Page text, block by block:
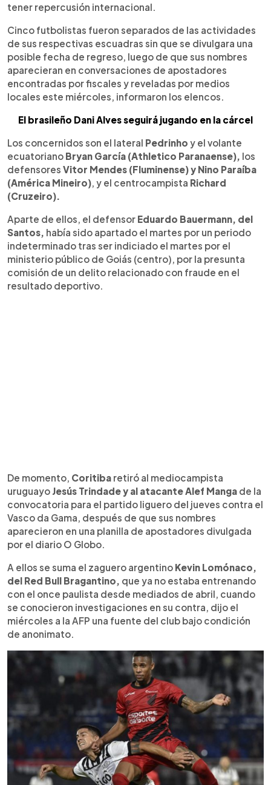
tener repercusión internacional.
Cinco futbolistas fueron separados de las actividades
de sus respectivas escuadras sin que se divulgara una
posible fecha de regreso, luego de que sus nombres
aparecieran en conversaciones de apostadores
encontradas por fiscales y reveladas por medios
locales este miércoles, informaron los elencos.
El brasileño Dani Alves seguirá jugando en la cárcel
Los concernidos son el lateral Pedrinho y el volante
ecuatoriano Bryan García (Athletico Paranaense), los
defensores Vitor Mendes (Fluminense) y Nino Paraíba
(América Mineiro) , y el centrocampista Richard
(Cruzeiro).
Aparte de ellos, el defensor Eduardo Bauermann, del
Santos, había sido apartado el martes por un periodo
indeterminado tras ser indiciado el martes por el
ministerio público de Goiás (centro), por la presunta
comisión de un delito relacionado con fraude en el
resultado deportivo.
De momento, Coritiba retiró al mediocampista
uruguayo Jesús Trindade y al atacante Alef Manga de la
convocatoria para el partido liguero del jueves contra el
Vasco da Gama, después de que sus nombres
aparecieron en una planilla de apostadores divulgada
por el diario O Globo.
A ellos se suma el zaguero argentino Kevin Lomónaco,
del Red Bull Bragantino, que ya no estaba entrenando
con el once paulista desde mediados de abril, cuando
se conocieron investigaciones en su contra, dijo el
miércoles a la AFP una fuente del club bajo condición
de anonimato.